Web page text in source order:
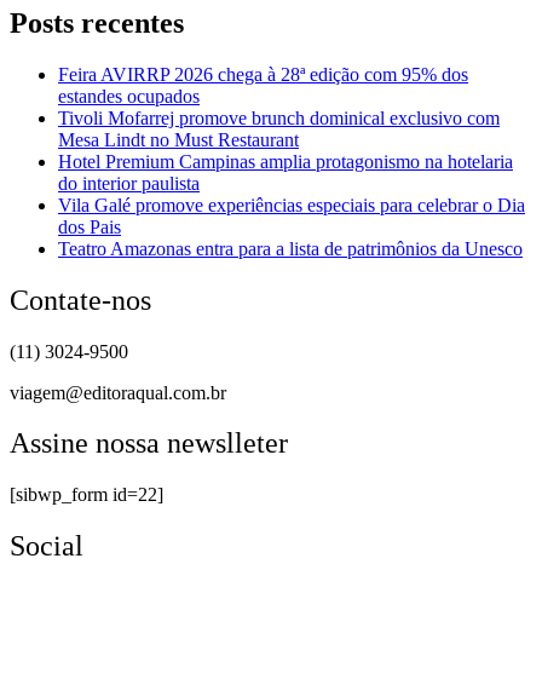
Posts recentes
Feira AVIRRP 2026 chega à 28ª edição com 95% dos
estandes ocupados
Tivoli Mofarrej promove brunch dominical exclusivo com
Mesa Lindt no Must Restaurant
Hotel Premium Campinas amplia protagonismo na hotelaria
do interior paulista
Vila Galé promove experiências especiais para celebrar o Dia
dos Pais
Teatro Amazonas entra para a lista de patrimônios da Unesco
Contate-nos
(11) 3024-9500
viagem@editoraqual.com.br
Assine nossa newslleter
[sibwp_form id=22]
Social